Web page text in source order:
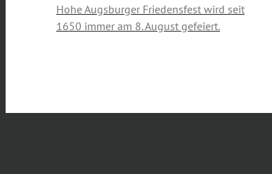
Hohe Augsburger Friedensfest wird seit
1650 immer am 8. August gefeiert.